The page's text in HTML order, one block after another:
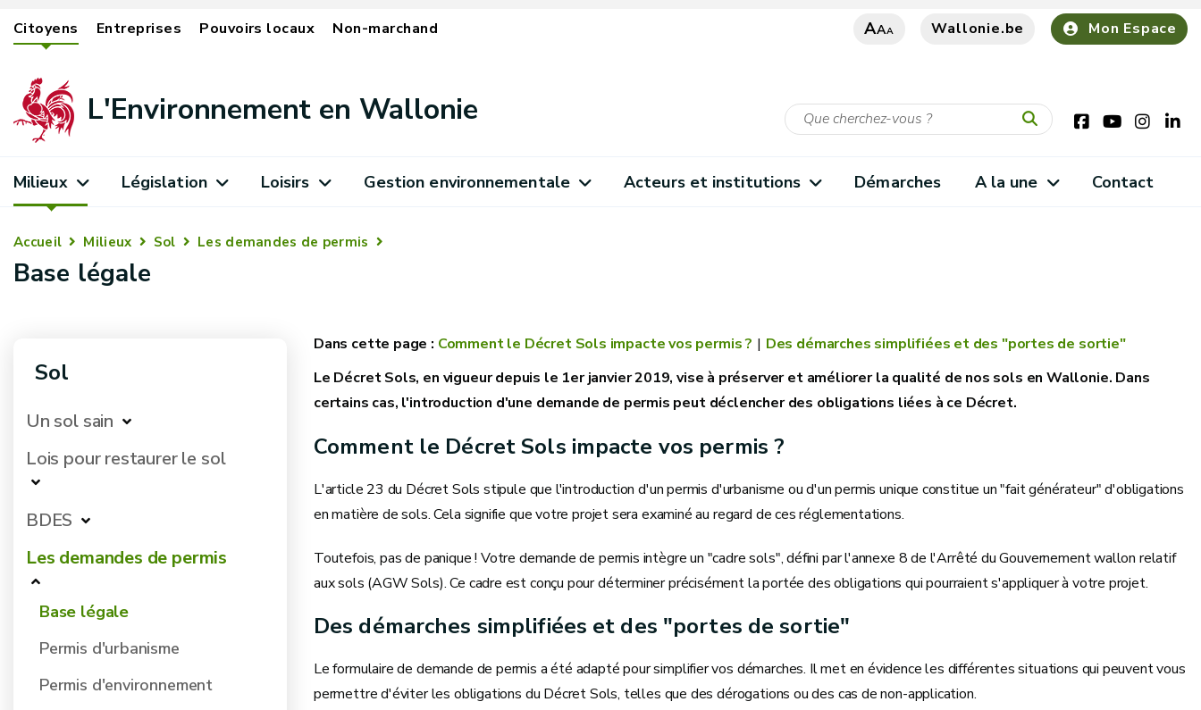
Citoyens Entreprises Pouvoirs locaux Non-marchand AAA Wallonie.be Mon Espace
L'Environnement en Wallonie
Milieux Législation Loisirs Gestion environnementale Acteurs et institutions Démarches A la une Contact
Accueil Milieux Sol Les demandes de permis
Base légale
Sol
Un sol sain
Lois pour restaurer le sol
BDES
Les demandes de permis
Base légale
Permis d'urbanisme
Permis d'environnement
Comment le Décret Sols impacte vos permis ?
Des démarches simplifiées et des "portes de sortie"
Le Décret Sols, en vigueur depuis le 1er janvier 2019, vise à préserver et améliorer la qualité de nos sols en Wallonie. Dans
certains cas, l'introduction d'une demande de permis peut déclencher des obligations liées à ce Décret.
Comment le Décret Sols impacte vos permis ?
L'article 23 du Décret Sols stipule que l'introduction d'un permis d'urbanisme ou d'un permis unique constitue un "fait générateur" d'obligations
en matière de sols. Cela signifie que votre projet sera examiné au regard de ces réglementations.
Toutefois, pas de panique ! Votre demande de permis intègre un "cadre sols", défini par l'annexe 8 de l'Arrêté du Gouvernement wallon relatif
aux sols (AGW Sols). Ce cadre est conçu pour déterminer précisément la portée des obligations qui pourraient s'appliquer à votre projet.
Des démarches simplifiées et des "portes de sortie"
Le formulaire de demande de permis a été adapté pour simplifier vos démarches. Il met en évidence les différentes situations qui peuvent vous
permettre d'éviter les obligations du Décret Sols, telles que des dérogations ou des cas de non-application.